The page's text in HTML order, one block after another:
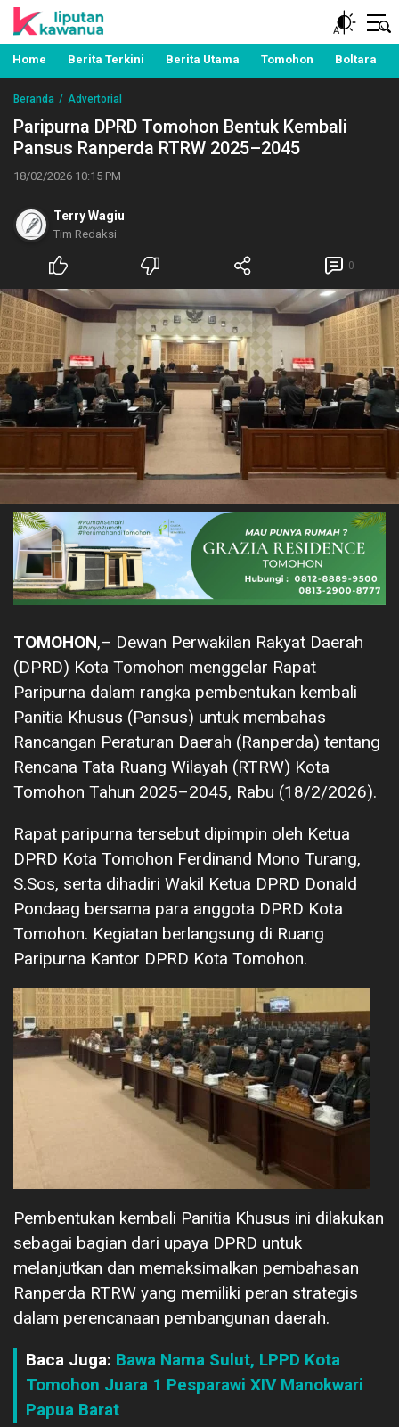
Liputan Kawanua
Berita Manado, Sulawesi Utara, Kawanua, Politik,
Pemerintahan, Hukum Kriminal dan Nasional
Home Berita Terkini Berita Utama Tomohon Boltara
Beranda Advertorial
Paripurna DPRD Tomohon Bentuk Kembali
Pansus Ranperda RTRW 2025–2045
18/02/2026 10:15 PM
Terry Wagiu
Tim Redaksi
0
TOMOHON,– Dewan Perwakilan Rakyat Daerah
(DPRD) Kota Tomohon menggelar Rapat
Paripurna dalam rangka pembentukan kembali
Panitia Khusus (Pansus) untuk membahas
Rancangan Peraturan Daerah (Ranperda) tentang
Rencana Tata Ruang Wilayah (RTRW) Kota
Tomohon Tahun 2025–2045, Rabu (18/2/2026).
Rapat paripurna tersebut dipimpin oleh Ketua
DPRD Kota Tomohon Ferdinand Mono Turang,
S.Sos, serta dihadiri Wakil Ketua DPRD Donald
Pondaag bersama para anggota DPRD Kota
Tomohon. Kegiatan berlangsung di Ruang
Paripurna Kantor DPRD Kota Tomohon.
Pembentukan kembali Panitia Khusus ini dilakukan
sebagai bagian dari upaya DPRD untuk
melanjutkan dan memaksimalkan pembahasan
Ranperda RTRW yang memiliki peran strategis
dalam perencanaan pembangunan daerah.
Baca Juga: Bawa Nama Sulut, LPPD Kota
Tomohon Juara 1 Pesparawi XIV Manokwari
Papua Barat